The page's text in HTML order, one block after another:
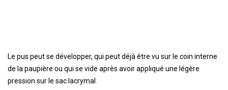
Le pus peut se développer, qui peut déjà être vu sur le coin interne
de la paupière ou qui se vide après avoir appliqué une légère
pression sur le sac lacrymal.